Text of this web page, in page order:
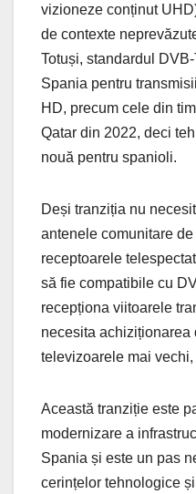
vizioneze conținut
de contexte
Totuși, standardul
Spania pentru
HD, precum cele din
Qatar din 2022​, deci
nouă pentru spanioli.
Deși tranziția nu
antenele comunitare
receptoarele
să fie compatibile cu
recepționa viitoarele
necesita achiziționarea
televizoarele mai
Această tranziție este
modernizare a
Spania și este un pas
cerințelor tehnologice